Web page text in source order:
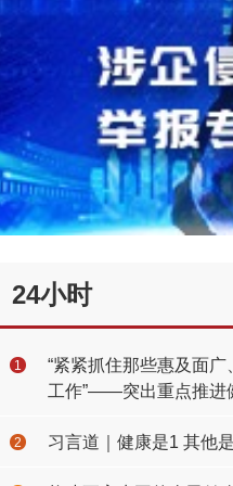
24小时
1
“紧紧抓住那些惠及面
工作”——突出重点推进
2 习言道｜健康是1 其他